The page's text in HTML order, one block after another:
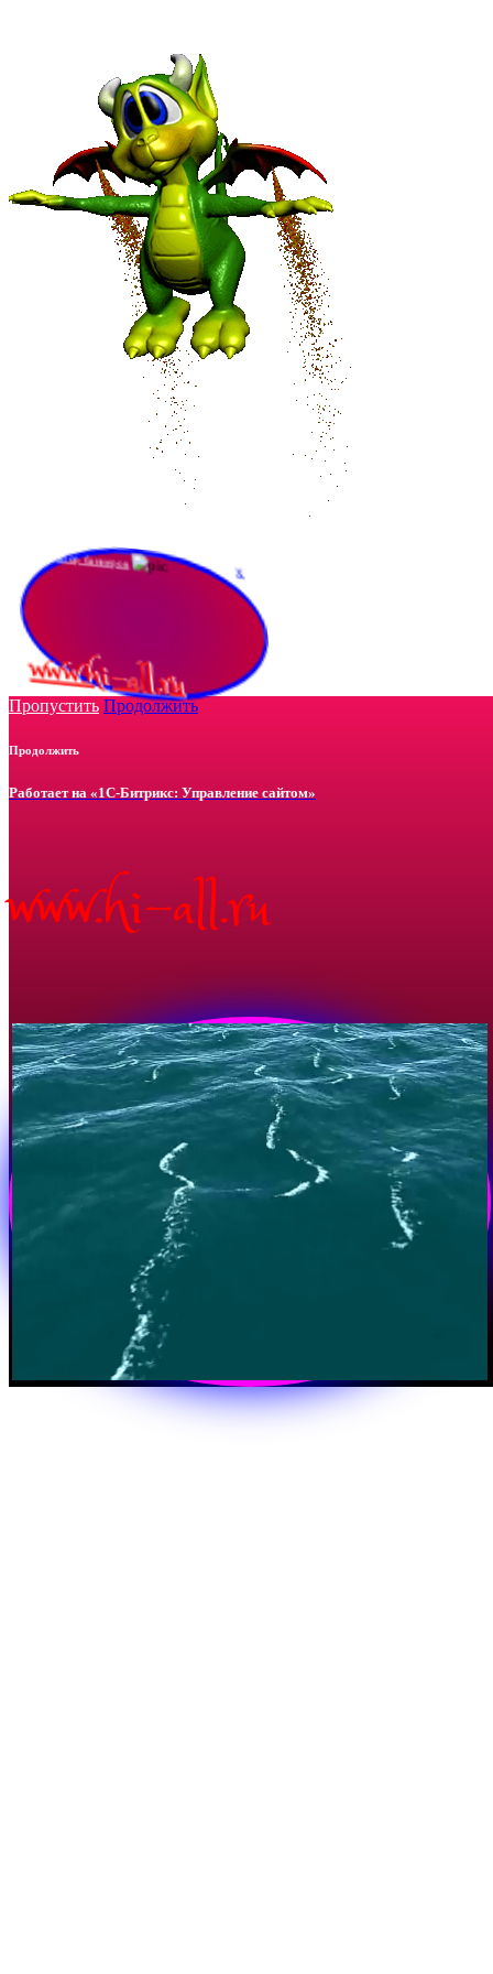
www.hi-all.ru
Конструктор баннеров
Пропустить Продолжить
Продолжить
Работает на «1С-Битрикс: Управление сайтом»
www.hi-all.ru